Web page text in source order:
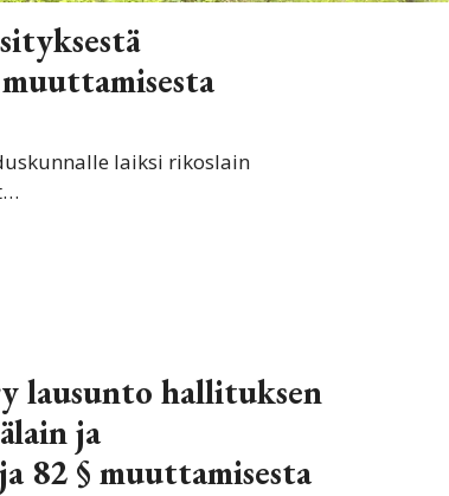
laiksi rikoslain
lausunto hallituksen
ja
82 § muuttamisesta